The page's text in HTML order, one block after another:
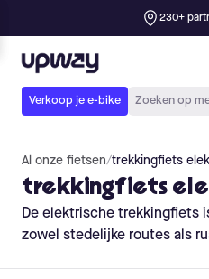
Al onze fietsen/trekkingfiets
trekkingfiets
De elektrische trekkingfiets
zowel stedelijke routes als